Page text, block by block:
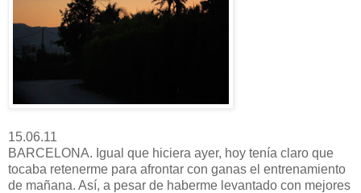
15.06.11
BARCELONA. Igual que hiciera ayer, hoy tenía claro que
tocaba retenerme para afrontar con ganas el entrenamiento
de mañana. Así, a pesar de haberme levantado con mejores